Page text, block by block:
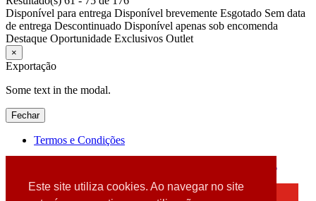
Este site utiliza cookies. Ao navegar no site
Disponível para entrega Disponível brevemente Esgotado Sem data
de entrega Descontinuado Disponível apenas sob encomenda
Destaque Oportunidade Exclusivos Outlet
×
Exportação
Some text in the modal.
Fechar
Termos e Condições